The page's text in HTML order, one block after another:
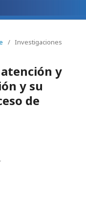
/ Investigaciones
y
y su
de